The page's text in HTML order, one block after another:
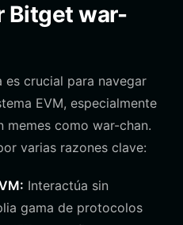
Bitget war-
crucial para navegar
EVM, especialmente
memes como war-chan.
varias razones clave:
Interactúa sin
gama de protocolos